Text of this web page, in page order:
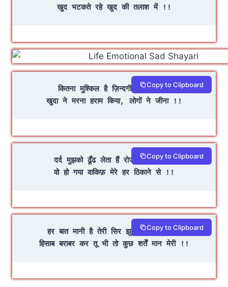
खुद भटकते रहे खुद की तलाश में !!
कितना मुश्किल है ज़िन्दगी का ये सफ़र
खुदा ने मरना हराम किया, लोगों ने जीना !!
Copy to Clipboard
दर्द मुझको ढूंँढ लेता हैं रोज नए बहाने से
वो हो गया वाकिफ़ मेरे हर ठिकाने से !!
Copy to Clipboard
हर बात मानी है तेरी सिर झुका कर ऐ ज़िंदगी
हिसाब बराबर कर तू भी तो कुछ शर्तें मान मेरी !!
Copy to Clipboard